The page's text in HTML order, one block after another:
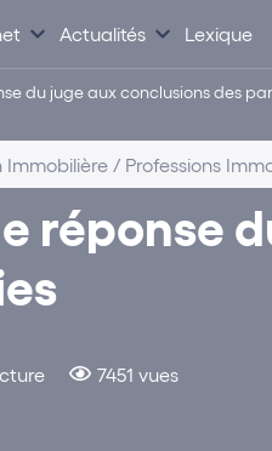
Actualités Lexique
du juge aux conclusions des
réponse
7451 vues
/ Professions